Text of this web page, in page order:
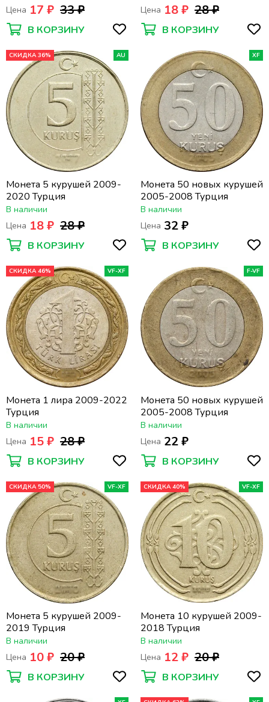
Цена 17 ₽ 33 ₽
В КОРЗИНУ
Цена 18 ₽ 28 ₽
В КОРЗИНУ
СКИДКА 36% AU
Монета 5 курушей 2009-
2020 Турция
В наличии
Цена 18 ₽ 28 ₽
В КОРЗИНУ
XF
Монета 50 новых курушей
2005-2008 Турция
В наличии
Цена 32 ₽
В КОРЗИНУ
СКИДКА 46% VF-XF
Монета 1 лира 2009-2022
Турция
В наличии
Цена 15 ₽ 28 ₽
В КОРЗИНУ
F-VF
Монета 50 новых курушей
2005-2008 Турция
В наличии
Цена 22 ₽
В КОРЗИНУ
СКИДКА 50% VF-XF
Монета 5 курушей 2009-
2019 Турция
В наличии
Цена 10 ₽ 20 ₽
В КОРЗИНУ
СКИДКА 40% VF-XF
Монета 10 курушей 2009-
2018 Турция
В наличии
Цена 12 ₽ 20 ₽
В КОРЗИНУ